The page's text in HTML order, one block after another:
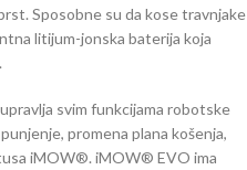
Sposobne su da kose travnjake
litijum-jonska baterija koja
svim funkcijama robotske
promena plana košenja,
iMOW®. iMOW® EVO ima